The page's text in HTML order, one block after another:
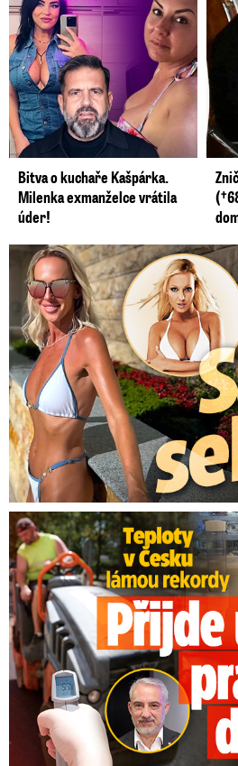
Bitva o kuchaře Kašpárka.
Milenka exmanželce vrátila
úder!
Belohorcová rok po odstranění
Teploty v Česku lámou rekordy: